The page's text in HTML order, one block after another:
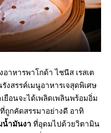
ารพาโกด้า ไชนีส เรสเต
งสรรค์เมนูอาหารเจสุดพิเศษ
ยือนจะได้เพลิดเพลินพร้อมอิ่ม
ถูกคัดสรรมาอย่างดี อาทิ
น้ำมันงา ที่อุดมไปด้วยวิตามิน